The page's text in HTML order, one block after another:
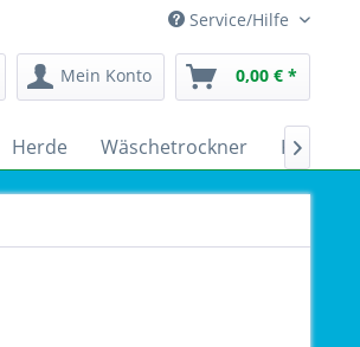
Service/Hilfe
Mein Konto 0,00 € *
Herde Wäschetrockner 